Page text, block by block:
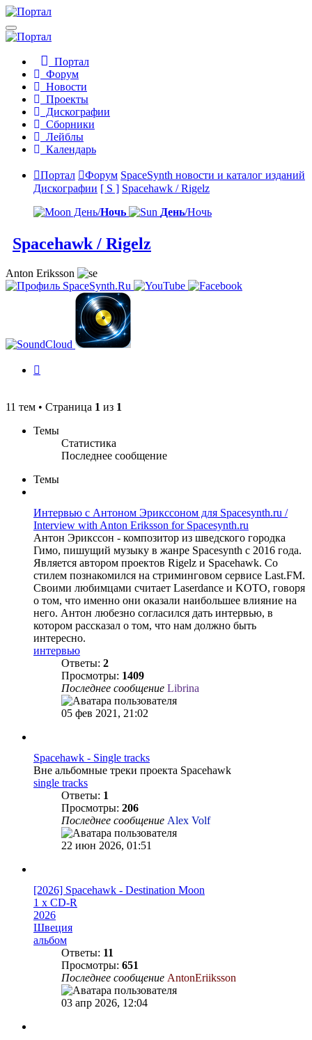
Портал
Форум
Новости
Проекты
Дискографии
Сборники
Лейблы
Календарь
Портал Форум SpaceSynth новости и каталог изданий
Дискографии [ S ] Spacehawk / Rigelz
День/Ночь День/Ночь
Spacehawk / Rigelz
Anton Eriksson
11 тем • Страница 1 из 1
Темы
Статистика
Последнее сообщение
Темы
Интервью с Антоном Эрикссоном для Spacesynth.ru /
Interview with Anton Eriksson for Spacesynth.ru
Антон Эрикссон - композитор из шведского городка
Гимо, пишущий музыку в жанре Spacesynth с 2016 года.
Является автором проектов Rigelz и Spacehawk. Со
стилем познакомился на стриминговом сервисе Last.FM.
Своими любимцами считает Laserdance и KOTO, говоря
о том, что именно они оказали наибольшее влияние на
него. Антон любезно согласился дать интервью, в
котором рассказал о том, что нам должно быть
интересно.
интервью
Ответы: 2
Просмотры: 1409
Последнее сообщение Librina
05 фев 2021, 21:02
Spacehawk - Single tracks
Вне альбомные треки проекта Spacehawk
single tracks
Ответы: 1
Просмотры: 206
Последнее сообщение Alex Volf
22 июн 2026, 01:51
[2026] Spacehawk - Destination Moon
1 x CD-R
2026
Швеция
альбом
Ответы: 11
Просмотры: 651
Последнее сообщение AntonEriiksson
03 апр 2026, 12:04